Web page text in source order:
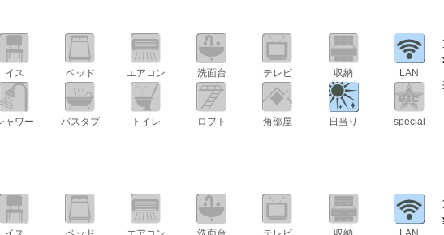
イス ベッド エアコン 洗面台 テレビ 収納 LAN
ャワー バスタブ トイレ ロフト 角部屋 日当り special